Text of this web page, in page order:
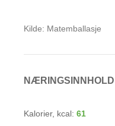
Kilde: Matemballasje
NÆRINGSINNHOLD
Kalorier, kcal: 61